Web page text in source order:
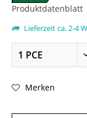
Produktdatenblatt
Lieferzeit ca. 2-4
Merken